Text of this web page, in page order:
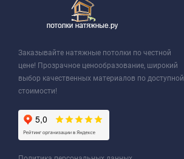
Заказывайте натяжные потолки по честной
цене! Прозрачное ценообразование, широкий
выбор качественных материалов по доступной
стоимости!